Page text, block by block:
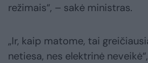
režimais“, – sakė ministras.
„Ir, kaip matome, tai
netiesa, nes elektrinė